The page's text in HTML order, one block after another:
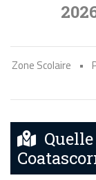
Zone Scolaire •